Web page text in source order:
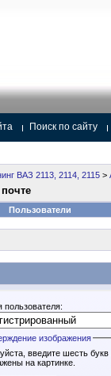
Поиск по сайту
ВАЗ 2113, 2114, 2115 >
Пользователи
изображения
введите шесть
на картинке.